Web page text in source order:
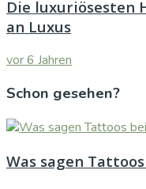
Die luxuriösesten
an Luxus
vor 6 Jahren
Schon gesehen?
Was sagen